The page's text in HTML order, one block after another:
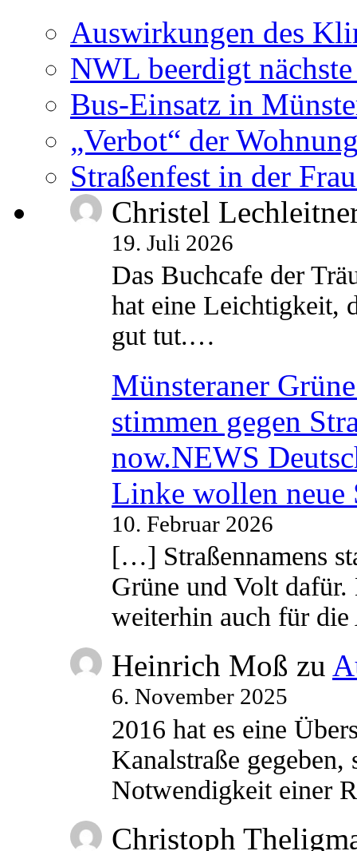
Auswirkungen des
NWL beerdigt
Bus-Einsatz in
„Verbot“ der
Straßenfest in der
Christel
19. Juli 2026
Das Buchcafe der
hat eine Leichtigkeit,
gut tut.…
Münsteraner
stimmen gegen
now.NEWS
Linke wollen neue
10. Februar 2026
[…] Straßennamens
Grüne und Volt
weiterhin auch für
Heinrich Moß zu
6. November 2025
2016 hat es eine
Kanalstraße
Notwendigkeit einer
Christoph